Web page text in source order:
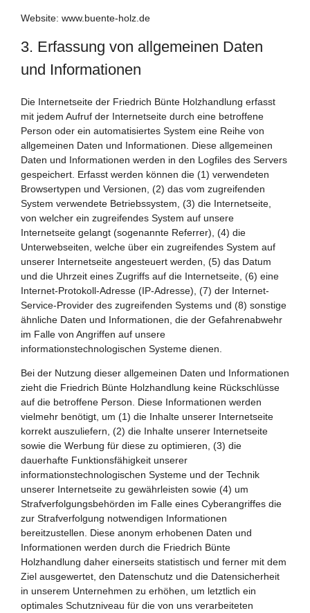
Website: www.buente-holz.de
3. Erfassung von allgemeinen Daten
und Informationen
Die Internetseite der Friedrich Bünte Holzhandlung erfasst
mit jedem Aufruf der Internetseite durch eine betroffene
Person oder ein automatisiertes System eine Reihe von
allgemeinen Daten und Informationen. Diese allgemeinen
Daten und Informationen werden in den Logfiles des Servers
gespeichert. Erfasst werden können die (1) verwendeten
Browsertypen und Versionen, (2) das vom zugreifenden
System verwendete Betriebssystem, (3) die Internetseite,
von welcher ein zugreifendes System auf unsere
Internetseite gelangt (sogenannte Referrer), (4) die
Unterwebseiten, welche über ein zugreifendes System auf
unserer Internetseite angesteuert werden, (5) das Datum
und die Uhrzeit eines Zugriffs auf die Internetseite, (6) eine
Internet-Protokoll-Adresse (IP-Adresse), (7) der Internet-
Service-Provider des zugreifenden Systems und (8) sonstige
ähnliche Daten und Informationen, die der Gefahrenabwehr
im Falle von Angriffen auf unsere
informationstechnologischen Systeme dienen.
Bei der Nutzung dieser allgemeinen Daten und Informationen
zieht die Friedrich Bünte Holzhandlung keine Rückschlüsse
auf die betroffene Person. Diese Informationen werden
vielmehr benötigt, um (1) die Inhalte unserer Internetseite
korrekt auszuliefern, (2) die Inhalte unserer Internetseite
sowie die Werbung für diese zu optimieren, (3) die
dauerhafte Funktionsfähigkeit unserer
informationstechnologischen Systeme und der Technik
unserer Internetseite zu gewährleisten sowie (4) um
Strafverfolgungsbehörden im Falle eines Cyberangriffes die
zur Strafverfolgung notwendigen Informationen
bereitzustellen. Diese anonym erhobenen Daten und
Informationen werden durch die Friedrich Bünte
Holzhandlung daher einerseits statistisch und ferner mit dem
Ziel ausgewertet, den Datenschutz und die Datensicherheit
in unserem Unternehmen zu erhöhen, um letztlich ein
optimales Schutzniveau für die von uns verarbeiteten